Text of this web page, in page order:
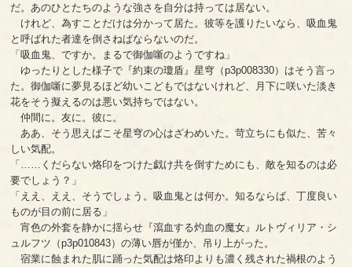
だ。あのひとたちのような強さを自分は持っては居ない。
けれど、為すことだけは分かって居た。彼等を護りたいなら、吸血鬼
と呼ばれた者達を倒さねばならないのだ。
「吸血鬼、ですか。まるで御伽噺のようですね」
ゆったりとした様子で『約束の瓊盾』星穹（p3p008330）はそう言っ
た。御伽噺に夢見るほど幼いこどもではないけれど、月下に咲いた淡き
花をそう擬えるのは悪い気持ちではない。
仲間に。友に。彼に。
ああ、そう思えばこそ星穹の心はざわめいた。苛立ちにも似た、苦々
しい気配。
「……くだらない烙印をつけた戯け共を倒すためにも、敵を知るのは必
要でしょう？」
「ええ、ええ、そうでしょう。吸血鬼とは何か。知るならば、丁度良い
ものが目の前に居る」
宵色の外套を静かに揺らせ『瀉血する灼血の魔女』ルトヴィリア・シ
ュルフツ（p3p010843）の薄い唇が僅か、吊り上がった。
宿業に蝕まれた肌に踊った気配は烙印よりも濃く残された禍根のよう